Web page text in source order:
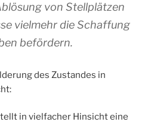
von Stellplätzen
vielmehr die Schaffung
befördern.
des Zustandes in
in vielfacher Hinsicht eine